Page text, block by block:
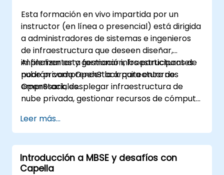
Esta formación en vivo impartida por un
instructor (en línea o presencial) está dirigida
a administradores de sistemas e ingenieros
de infraestructura que deseen diseñar,
implementar y gestionar infraestructuras de
nube privada OpenStack para entornos
empresariales.
Al finalizar esta formación, los participantes
podrán comprender la arquitectura de
OpenStack, desplegar infraestructura de
nube privada, gestionar recursos de cómputo
con Keystone y aplicar las mejores prácticas
empresariales.
Leer más...
Introducción a MBSE y desafíos con
Capella